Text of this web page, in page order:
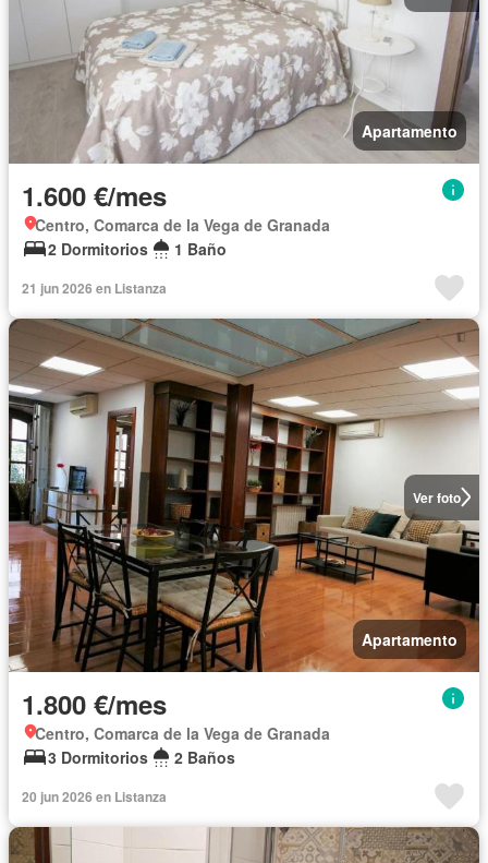
Apartamento
1.600 €/mes
Centro, Comarca de la Vega de Granada
2 Dormitorios
1 Baño
21 jun 2026 en Listanza
Ver foto
Apartamento
1.800 €/mes
Centro, Comarca de la Vega de Granada
3 Dormitorios
2 Baños
20 jun 2026 en Listanza